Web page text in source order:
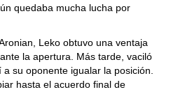
quedaba mucha lucha por
Leko obtuvo una ventaja
la apertura. Más tarde, vaciló
su oponente igualar la posición.
hasta el acuerdo final de